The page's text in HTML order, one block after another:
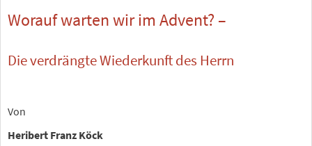
Worauf warten wir im Advent? –
Die verdrängte Wiederkunft des Herrn
Von
Heribert Franz Köck